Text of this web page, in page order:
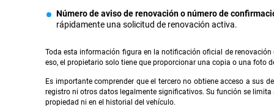
Número de aviso de renovación o número de
rápidamente una solicitud de renovación activa.
Toda esta información figura en la notificación oficial de
eso, el propietario solo tiene que proporcionar una copia o una foto
Es importante comprender que el tercero no obtiene acceso a sus
registro ni otros datos legalmente significativos. Su función se
propiedad ni en el historial del vehículo.